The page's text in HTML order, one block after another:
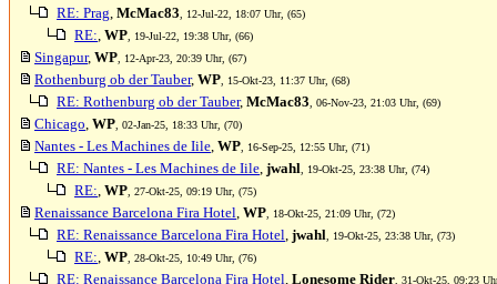
RE: Prag, McMac83 , 12-Jul-22, 18:07 Uhr, (65)
RE:, WP , 19-Jul-22, 19:38 Uhr, (66)
Singapur, WP , 12-Apr-23, 20:39 Uhr, (67)
Rothenburg ob der Tauber, WP , 15-Okt-23, 11:37 Uhr, (68)
RE: Rothenburg ob der Tauber, McMac83 , 06-Nov-23, 21:03 Uhr, (69)
Chicago, WP , 02-Jan-25, 18:33 Uhr, (70)
Nantes - Les Machines de Iile, WP , 16-Sep-25, 12:55 Uhr, (71)
RE: Nantes - Les Machines de Iile, jwahl , 19-Okt-25, 23:38 Uhr, (74)
RE:, WP , 27-Okt-25, 09:19 Uhr, (75)
Renaissance Barcelona Fira Hotel, WP , 18-Okt-25, 21:09 Uhr, (72)
RE: Renaissance Barcelona Fira Hotel, jwahl , 19-Okt-25, 23:38 Uhr, (73)
RE:, WP , 28-Okt-25, 10:49 Uhr, (76)
RE: Renaissance Barcelona Fira Hotel, Lonesome Rider , 31-Okt-25, 09:23